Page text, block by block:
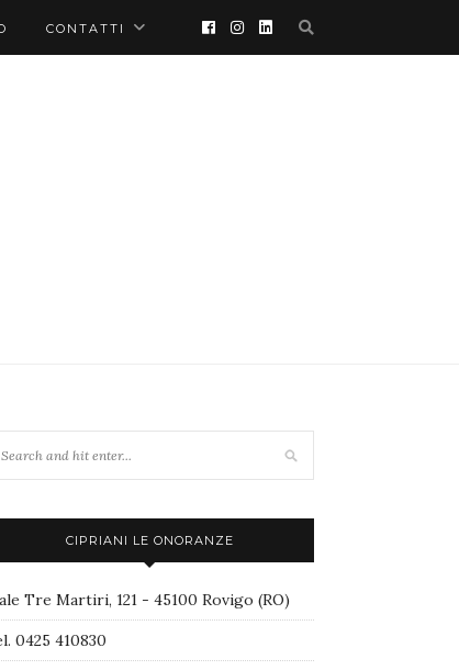
CONTATTI
CIPRIANI LE ONORANZE
Tre Martiri, 121 - 45100 Rovigo (RO)
0425 410830